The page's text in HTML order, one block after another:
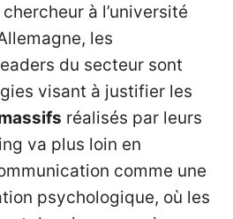
chercheur à l’université
les
du secteur sont
visant à justifier les
réalisés par leurs
va plus loin en
comme une
psychologique, où les